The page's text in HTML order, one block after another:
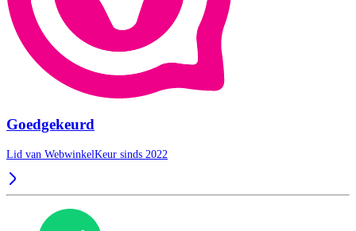
Goedgekeurd
Lid van WebwinkelKeur sinds 2022